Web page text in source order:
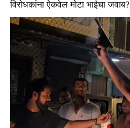
विरोधकांना ऐकवेल मोटा भाईचा जवाब?